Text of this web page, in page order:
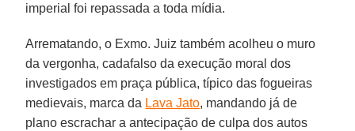
imperial foi repassada a toda mídia.
Arrematando, o Exmo. Juiz também acolheu o muro
da vergonha, cadafalso da execução moral dos
investigados em praça pública, típico das fogueiras
medievais, marca da Lava Jato, mandando já de
plano escrachar a antecipação de culpa dos autos